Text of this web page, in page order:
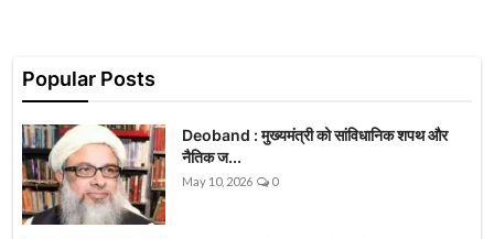
Popular Posts
Deoband : मुख्यमंत्री को सांविधानिक शपथ और
नैतिक ज...
May 10, 2026 0